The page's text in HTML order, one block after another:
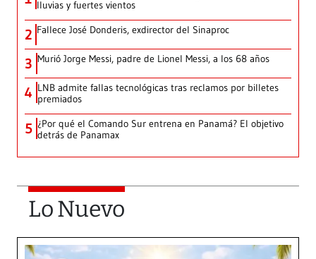
lluvias y fuertes vientos
2 Fallece José Donderis, exdirector del Sinaproc
3 Murió Jorge Messi, padre de Lionel Messi, a los 68 años
4 LNB admite fallas tecnológicas tras reclamos por billetes
premiados
5 ¿Por qué el Comando Sur entrena en Panamá? El objetivo
detrás de Panamax
Lo Nuevo